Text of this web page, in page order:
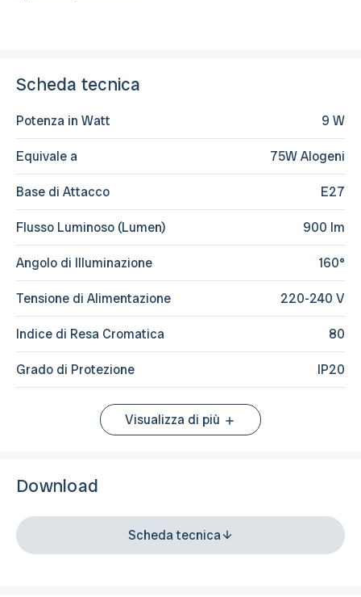
Scheda tecnica
Potenza in Watt 9 W
Equivale a 75W Alogeni
Base di Attacco E27
Flusso Luminoso (Lumen) 900 lm
Angolo di Illuminazione 160°
Tensione di Alimentazione 220-240 V
Indice di Resa Cromatica 80
Grado di Protezione IP20
Visualizza di più
Download
Scheda tecnica